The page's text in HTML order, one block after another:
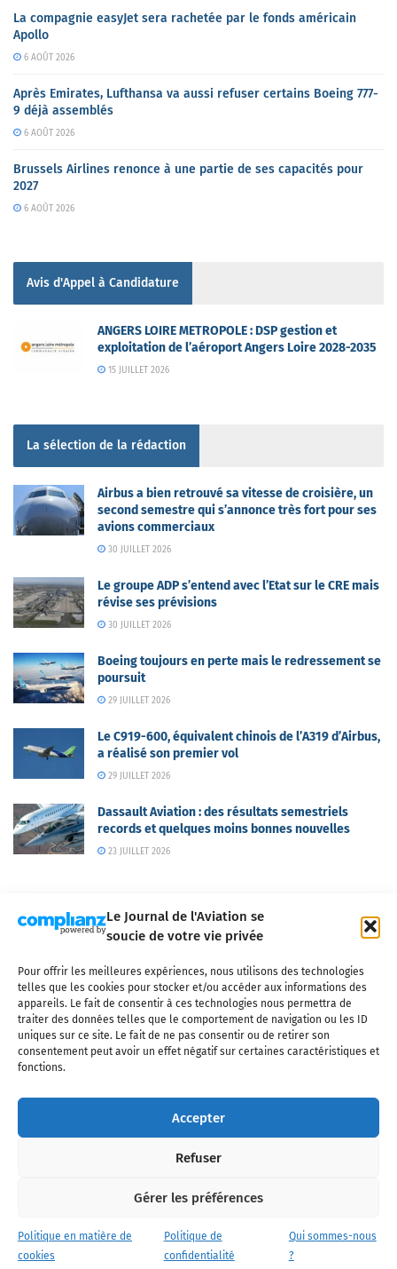
Le Journal de l'Aviation se
soucie de votre vie privée
Pour offrir les meilleures expériences, nous utilisons des technologies
telles que les cookies pour stocker et/ou accéder aux informations des
appareils. Le fait de consentir à ces technologies nous permettra de
traiter des données telles que le comportement de navigation ou les ID
uniques sur ce site. Le fait de ne pas consentir ou de retirer son
consentement peut avoir un effet négatif sur certaines caractéristiques et
fonctions.
Accepter
Refuser
Gérer les préférences
Politique en matière de
cookies
Politique de
confidentialité
Qui sommes-nous
?
La compagnie easyJet sera rachetée par le fonds américain
Apollo
6 AOÛT 2026
Après Emirates, Lufthansa va aussi refuser certains Boeing 777-
9 déjà assemblés
6 AOÛT 2026
Brussels Airlines renonce à une partie de ses capacités pour
2027
6 AOÛT 2026
Avis d'Appel à Candidature
ANGERS LOIRE METROPOLE : DSP gestion et
exploitation de l’aéroport Angers Loire 2028-2035
15 JUILLET 2026
La sélection de la rédaction
Airbus a bien retrouvé sa vitesse de croisière, un
second semestre qui s’annonce très fort pour ses
avions commerciaux
30 JUILLET 2026
Le groupe ADP s’entend avec l’Etat sur le CRE mais
révise ses prévisions
30 JUILLET 2026
Boeing toujours en perte mais le redressement se
poursuit
29 JUILLET 2026
Le C919-600, équivalent chinois de l’A319 d’Airbus,
a réalisé son premier vol
29 JUILLET 2026
Dassault Aviation : des résultats semestriels
records et quelques moins bonnes nouvelles
23 JUILLET 2026
Qui sommes-nous ? Nous contacter
Partenaires
Mentions légales
CGV Politique de confidentialité Cookies
l'industrie aéronautique, l'aviation commerciale, l'aviation d'affaires, les
services MRO et après-vente, le financement et la location d'aéronefs
civils, l'aéronautique de défense et l'industrie spatiale. Toute reproduction,
interdite sans autorisation écrite spécifique du Journal de l’Aviation.